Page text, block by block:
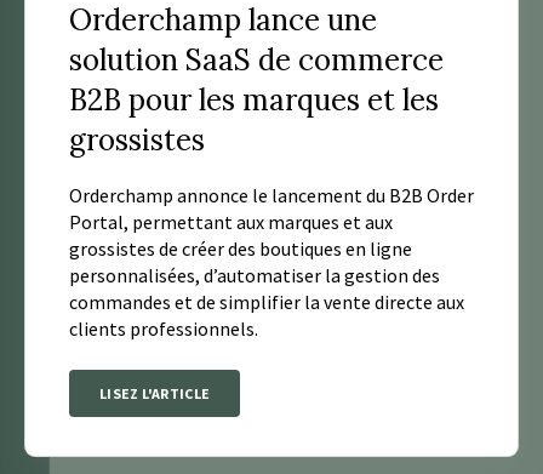
Orderchamp lance une
solution SaaS de commerce
B2B pour les marques et les
grossistes
Orderchamp annonce le lancement du B2B Order
Portal, permettant aux marques et aux
grossistes de créer des boutiques en ligne
personnalisées, d’automatiser la gestion des
commandes et de simplifier la vente directe aux
clients professionnels.
LISEZ L'ARTICLE